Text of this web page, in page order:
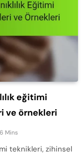
eğitimi
ve örnekleri
Mins
teknikleri, zihinsel